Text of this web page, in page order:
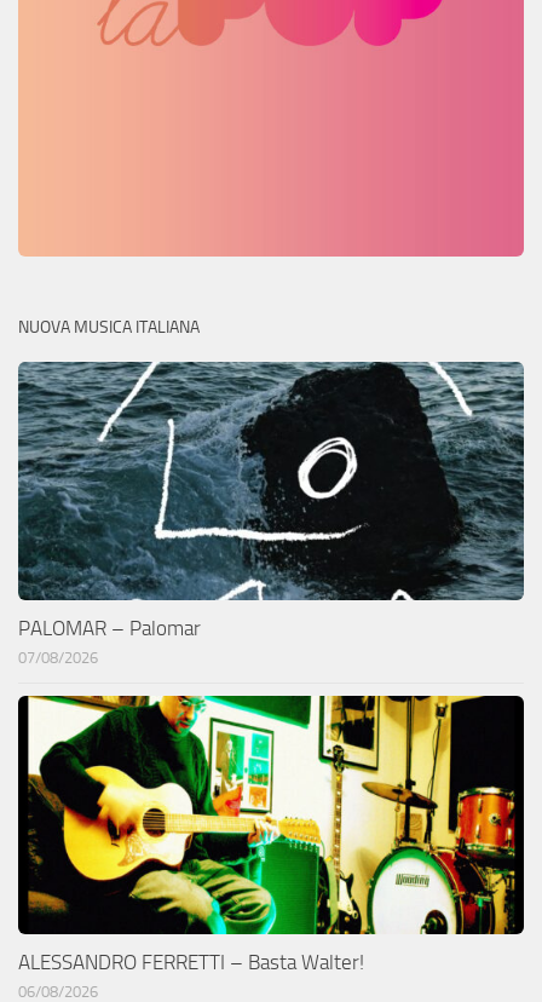
NUOVA MUSICA ITALIANA
PALOMAR – Palomar
07/08/2026
ALESSANDRO FERRETTI – Basta Walter!
06/08/2026